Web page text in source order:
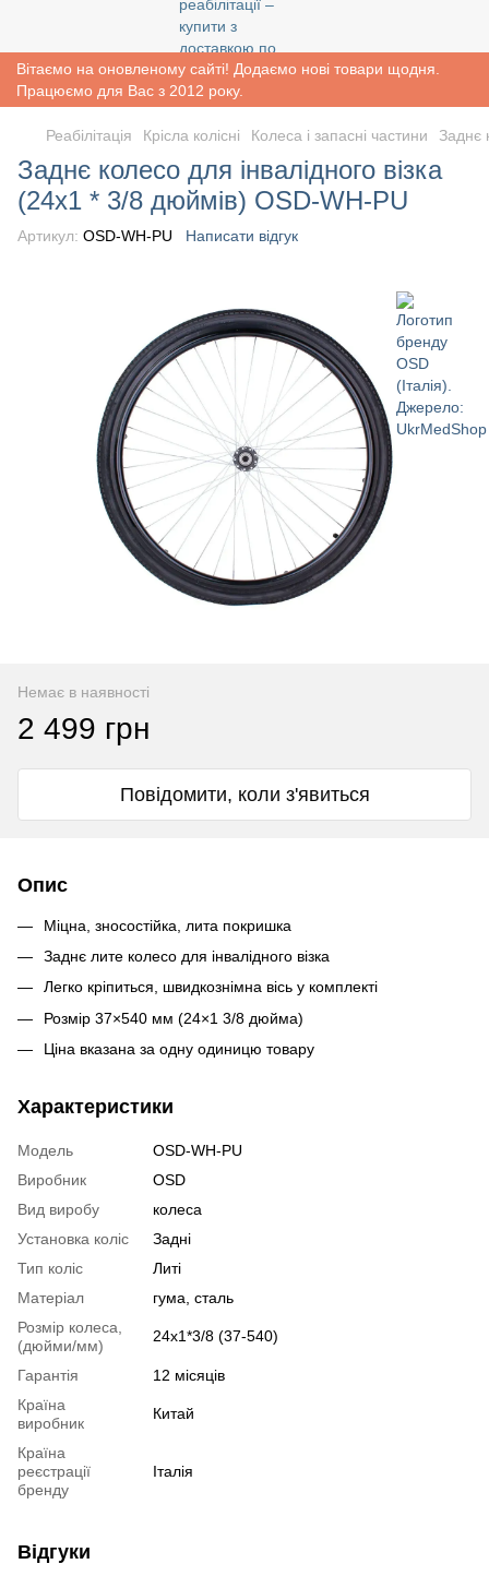
Вітаємо на оновленому сайті! Додаємо нові товари щодня.
Працюємо для Вас з 2012 року.
Реабiлiтацiя Крісла колісні Колеса і запасні частини Заднє
Заднє колесо для інвалідного візка
(24х1 * 3/8 дюймів) OSD-WH-PU
Артикул: OSD-WH-PU Написати відгук
Немає в наявності
2 499 грн
Повідомити, коли з'явиться
Опис
Міцна, зносостійка, лита покришка
Заднє лите колесо для інвалідного візка
Легко кріпиться, швидкознімна вісь у комплекті
Розмір 37×540 мм (24×1 3/8 дюйма)
Ціна вказана за одну одиницю товару
Характеристики
Модель
OSD-WH-PU
Виробник
OSD
Вид виробу
колеса
Установка коліс
Задні
Тип коліс
Литі
Матеріал
гума, сталь
Розмір колеса,
(дюйми/мм)
24x1*3/8 (37-540)
Гарантія
12 місяців
Країна
виробник
Китай
Країна
реєстрації
бренду
Італія
Відгуки